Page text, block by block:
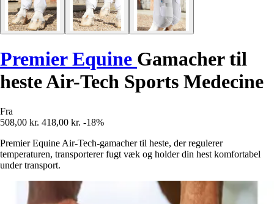
Premier Equine Gamacher til
heste Air-Tech Sports Medecine
Fra
508,00 kr. 418,00 kr. -18%
Premier Equine Air-Tech-gamacher til heste, der regulerer
temperaturen, transporterer fugt væk og holder din hest komfortabel
under transport.